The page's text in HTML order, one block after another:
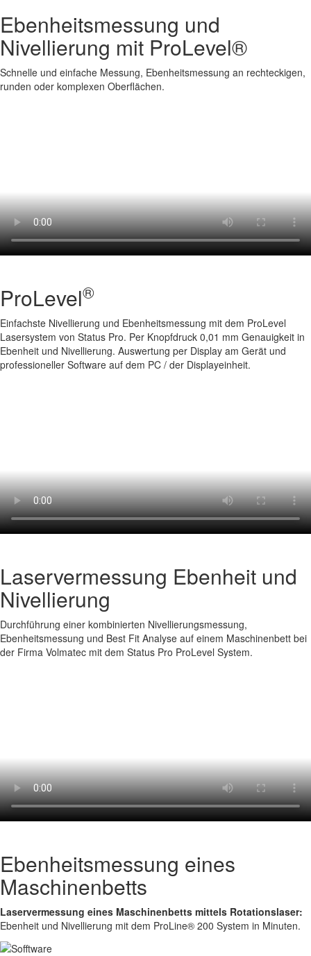
Ebenheitsmessung und
Nivellierung mit ProLevel®
Schnelle und einfache Messung, Ebenheitsmessung an rechteckigen,
runden oder komplexen Oberflächen.
ProLevel®
Einfachste Nivellierung und Ebenheitsmessung mit dem ProLevel
Lasersystem von Status Pro. Per Knopfdruck 0,01 mm Genauigkeit in
Ebenheit und Nivellierung. Auswertung per Display am Gerät und
professioneller Software auf dem PC / der Displayeinheit.
Laservermessung Ebenheit und
Nivellierung
Durchführung einer kombinierten Nivellierungsmessung,
Ebenheitsmessung und Best Fit Analyse auf einem Maschinenbett bei
der Firma Volmatec mit dem Status Pro ProLevel System.
Ebenheitsmessung eines
Maschinenbetts
Laservermessung eines Maschinenbetts mittels Rotationslaser:
Ebenheit und Nivellierung mit dem ProLine® 200 System in Minuten.